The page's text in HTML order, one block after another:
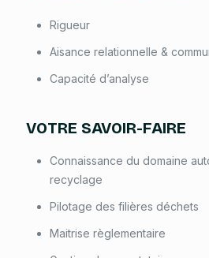
Rigueur
Aisance relationnelle &
Capacité d’analyse
VOTRE SAVOIR-FAIRE
Connaissance du domaine
recyclage
Pilotage des filières déchets
Maitrise règlementaire